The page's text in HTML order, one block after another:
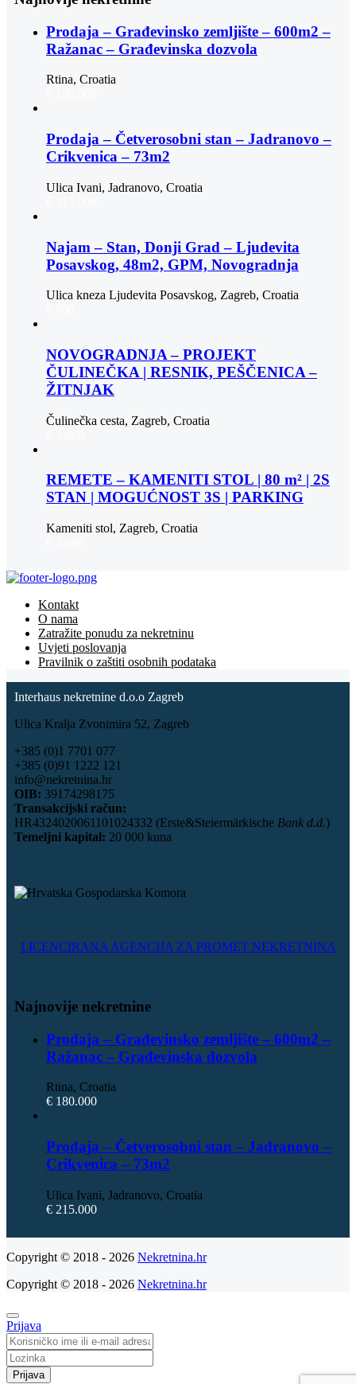
Prodaja – Građevinsko zemljište – 600m2 –
Ražanac – Građevinska dozvola
Rtina, Croatia
Prodaja – Četverosobni stan – Jadranovo –
Crikvenica – 73m2
Ulica Ivani, Jadranovo, Croatia
Najam – Stan, Donji Grad – Ljudevita
Posavskog, 48m2, GPM, Novogradnja
Ulica kneza Ljudevita Posavskog, Zagreb, Croatia
NOVOGRADNJA – PROJEKT
ČULINEČKA | RESNIK, PEŠČENICA –
ŽITNJAK
Čulinečka cesta, Zagreb, Croatia
REMETE – KAMENITI STOL | 80 m² | 2S
STAN | MOGUĆNOST 3S | PARKING
Kameniti stol, Zagreb, Croatia
Kontakt
O nama
Zatražite ponudu za nekretninu
Uvjeti poslovanja
Pravilnik o zaštiti osobnih podataka
Interhaus nekretnine d.o.o Zagreb
Ulica Kralja Zvonimira 52, Zagreb
+385 (0)1 7701 077
+385 (0)91 1222 121
info@nekretnina.hr
OIB: 39174298175
Transakcijski račun:
HR4324020061101024332 (Erste&Steiermärkische Bank d.d.)
Temeljni kapital: 20 000 kuna
LICENCIRANA AGENCIJA ZA PROMET NEKRETNINA
Najnovije nekretnine
Prodaja – Građevinsko zemljište – 600m2 –
Ražanac – Građevinska dozvola
Rtina, Croatia
€ 180.000
Prodaja – Četverosobni stan – Jadranovo –
Crikvenica – 73m2
Ulica Ivani, Jadranovo, Croatia
€ 215.000
Copyright © 2018 - 2026 Nekretnina.hr
Copyright © 2018 - 2026 Nekretnina.hr
Prijava
Prijava